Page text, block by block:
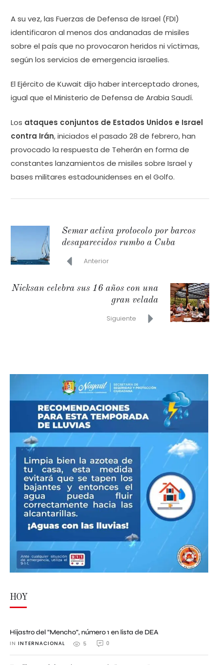
A su vez, las Fuerzas de Defensa de Israel (FDI)
identificaron al menos dos andanadas de misiles
sobre el país que no provocaron heridos ni víctimas,
según los servicios de emergencia israelíes.
El Ejército de Kuwait dijo haber interceptado drones,
igual que el Ministerio de Defensa de Arabia Saudí.
Los ataques conjuntos de Estados Unidos e Israel
contra Irán, iniciados el pasado 28 de febrero, han
provocado la respuesta de Teherán en forma de
constantes lanzamientos de misiles sobre Israel y
bases militares estadounidenses en el Golfo.
Semar activa protocolo por barcos
desaparecidos rumbo a Cuba
Anterior
Nicksan celebra sus 16 años con una
gran velada
Siguiente
HOY
Hijastro del “Mencho”, número 1 en lista de DEA
IN INTERNACIONAL 5 0